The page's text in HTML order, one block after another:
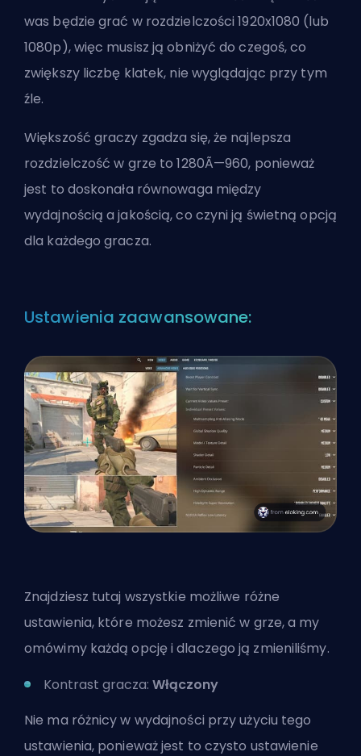
was będzie grać w rozdzielczości 1920x1080 (lub
1080p), więc musisz ją obniżyć do czegoś, co
zwiększy liczbę klatek, nie wyglądając przy tym
źle.
Większość graczy zgadza się, że najlepsza
rozdzielczość w grze to 1280Ã—960, ponieważ
jest to doskonała równowaga między
wydajnością a jakością, co czyni ją świetną opcją
dla każdego gracza.
Ustawienia zaawansowane:
Znajdziesz tutaj wszystkie możliwe różne
ustawienia, które możesz zmienić w grze, a my
omówimy każdą opcję i dlaczego ją zmieniliśmy.
Kontrast gracza: Włączony
Nie ma różnicy w wydajności przy użyciu tego
ustawienia, ponieważ jest to czysto ustawienie